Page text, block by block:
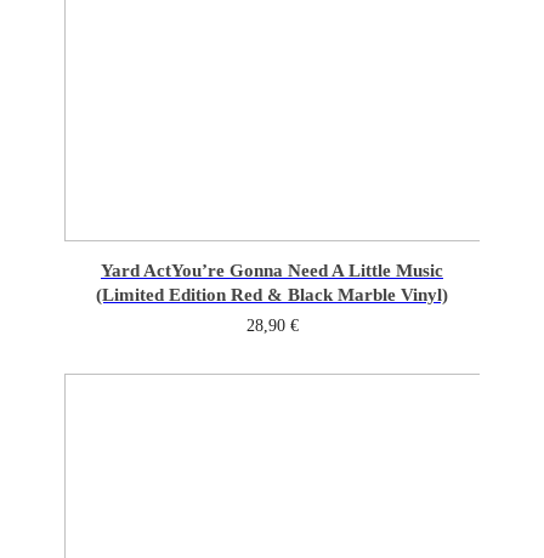
Yard ActYou’re Gonna Need A Little Music
(Limited Edition Red & Black Marble Vinyl)
28,90 €